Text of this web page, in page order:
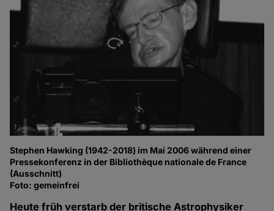
Stephen Hawking (1942-2018) im Mai 2006 während einer
Pressekonferenz in der Bibliothèque nationale de France
(Ausschnitt)
Foto: gemeinfrei
Heute früh verstarb der britische Astrophysiker